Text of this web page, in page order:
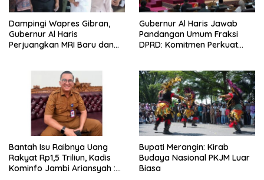
Dampingi Wapres Gibran,
Gubernur Al Haris
Perjuangkan MRI Baru dan
Gubernur Al Haris Jawab
Pandangan Umum Fraksi
DPRD: Komitmen Perkuat
Bantah Isu Raibnya Uang
Rakyat Rp1,5 Triliun, Kadis
Kominfo Jambi Ariansyah :
Bupati Merangin: Kirab
Budaya Nasional PKJM Luar
Biasa